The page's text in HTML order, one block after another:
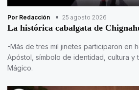
Por Redacción 25 agosto 2026
La histórica cabalgata de
-Más de tres mil jinetes participaron en
Apóstol, símbolo de identidad, cultura y
Mágico.